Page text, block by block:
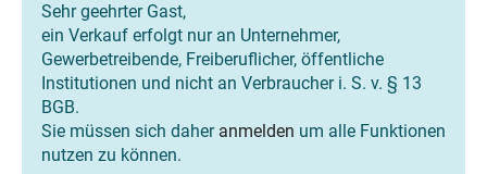
Sehr geehrter Gast,
ein Verkauf erfolgt nur an Unternehmer,
Gewerbetreibende, Freiberuflicher, öffentliche
Institutionen und nicht an Verbraucher i. S. v. § 13
BGB.
Sie müssen sich daher anmelden um alle Funktionen
nutzen zu können.